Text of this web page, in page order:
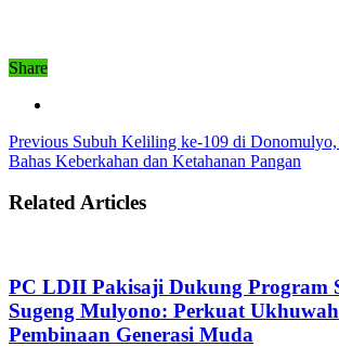
Share
Previous Subuh Keliling ke-109 di
Bahas Keberkahan dan Ketahanan Pangan
Related Articles
PC LDII Pakisaji Dukung Program
Sugeng Mulyono: Perkuat
Pembinaan Generasi Muda